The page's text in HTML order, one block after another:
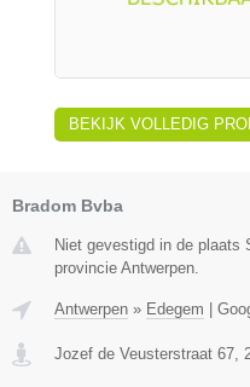
BEKIJK VOLLEDIG
Bradom Bvba
Niet gevestigd in de plaats
provincie Antwerpen.
Antwerpen » Edegem
Jozef de Veusterstraat 67,